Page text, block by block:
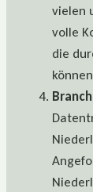
vielen
volle
die